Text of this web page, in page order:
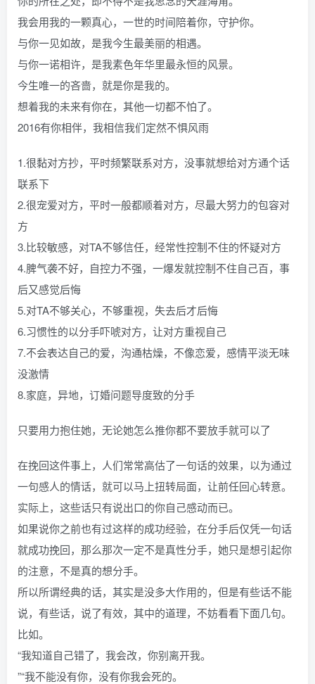
我会用我的一颗真心，一世的时间陪着你，守护你。
与你一见如故，是我今生最美丽的相遇。
与你一诺相许，是我素色年华里最永恒的风景。
今生唯一的吝啬，就是你是我的。
想着我的未来有你在，其他一切都不怕了。
2016有你相伴，我相信我们定然不惧风雨
1.很黏对方抄，平时频繁联系对方，没事就想给对方通个话
联系下
2.很宠爱对方，平时一般都顺着对方，尽最大努力的包容对
方
3.比较敏感，对TA不够信任，经常性控制不住的怀疑对方
4.脾气袭不好，自控力不强，一爆发就控制不住自己百，事
后又感觉后悔
5.对TA不够关心，不够重视，失去后才后悔
6.习惯性的以分手吓唬对方，让对方重视自己
7.不会表达自己的爱，沟通枯燥，不像恋爱，感情平淡无味
没激情
8.家庭，异地，订婚问题导度致的分手
只要用力抱住她，无论她怎么推你都不要放手就可以了
在挽回这件事上，人们常常高估了一句话的效果，以为通过
一句感人的情话，就可以马上扭转局面，让前任回心转意。
实际上，这些话只有说出口的你自己感动而已。
如果说你之前也有过这样的成功经验，在分手后仅凭一句话
就成功挽回，那么那次一定不是真性分手，她只是想引起你
的注意，不是真的想分手。
所以所谓经典的话，其实是没多大作用的，但是有些话不能
说，有些话，说了有效，其中的道理，不妨看看下面几句。
比如。
“我知道自己错了，我会改，你别离开我。
”“我不能没有你，没有你我会死的。